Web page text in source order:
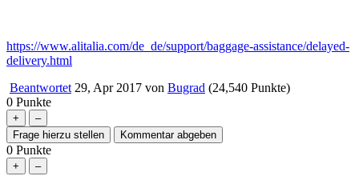
https://www.alitalia.com/de_de/support/baggage-assistance/delayed-
delivery.html
Beantwortet 29, Apr 2017 von Bugrad (24,540 Punkte)
0 Punkte
0 Punkte